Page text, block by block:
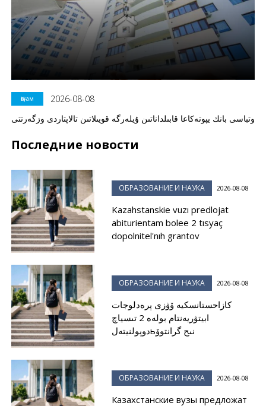
Қоғам
2026-08-08
وتباسى بانك يپوتەكاعا قابىلداناتىن ۇيلەرگە قويىلاتىن تالاپتاردى وزگەرتتى
Последние новости
ОБРАЗОВАНИЕ И НАУКА 2026-08-08
Kazahstanskie vuzı predlojat
abiturientam bolee 2 tısyaç
dopolnitel'nıh grantov
ОБРАЗОВАНИЕ И НАУКА 2026-08-08
كازاحستانسكيە ۆۋزى پرەدلوجات
ابيتۋريەنتام بولەە 2 تىسياچ
دوپولنيتەلьنىح گرانتوۆ
ОБРАЗОВАНИЕ И НАУКА 2026-08-08
Казахстанские вузы предложат